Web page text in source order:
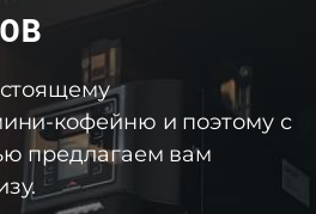
кофейню и поэтому с
предлагаем вам